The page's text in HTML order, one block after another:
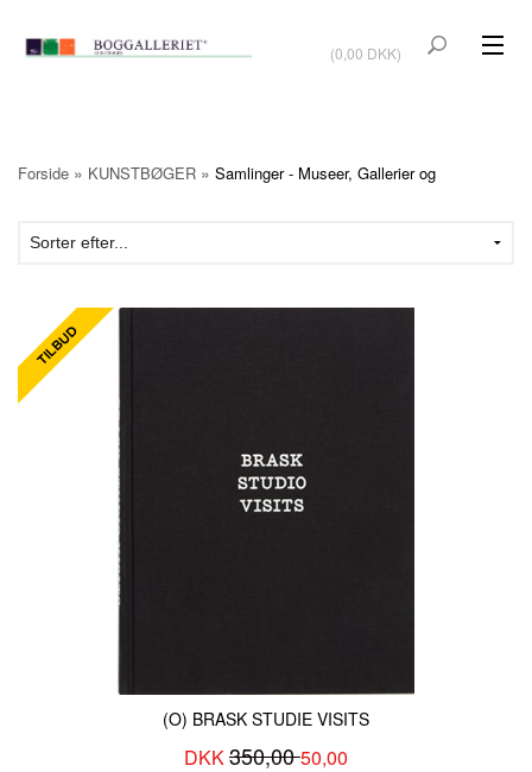
(0,00 DKK)
BØGER OM KUNSTNERE
Vis kurv (0,00 DKK)
OM BOGGALLERIET
KONTAKT & ÅBNINSTIDER
UDVIDET SØGNING
Forside » KUNSTBØGER » Samlinger - Museer, Gallerier og
(O) BRASK STUDIE VISITS
DKK350,0050,00